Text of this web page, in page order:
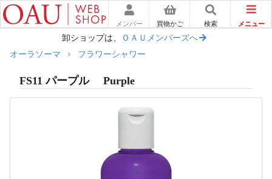
メンバー 買物かご 検索 メニュー
卸ショップは、
ＯＡＵメンバーズへ
オーラソーマ
フラワーシャワー
FS11 パープル Purple